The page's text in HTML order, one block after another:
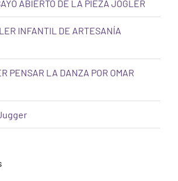
ABIERTO DE LA PIEZA JOGLER
INFANTIL DE ARTESANÍA
PENSAR LA DANZA POR OMAR